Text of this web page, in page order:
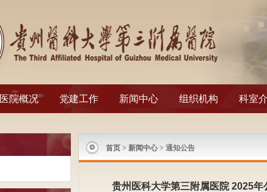
医院概况 党建工作 新闻中心 组织机构 科室
首页 > 新闻中心 > 通知公告
贵州医科大学第三附属医院 2025